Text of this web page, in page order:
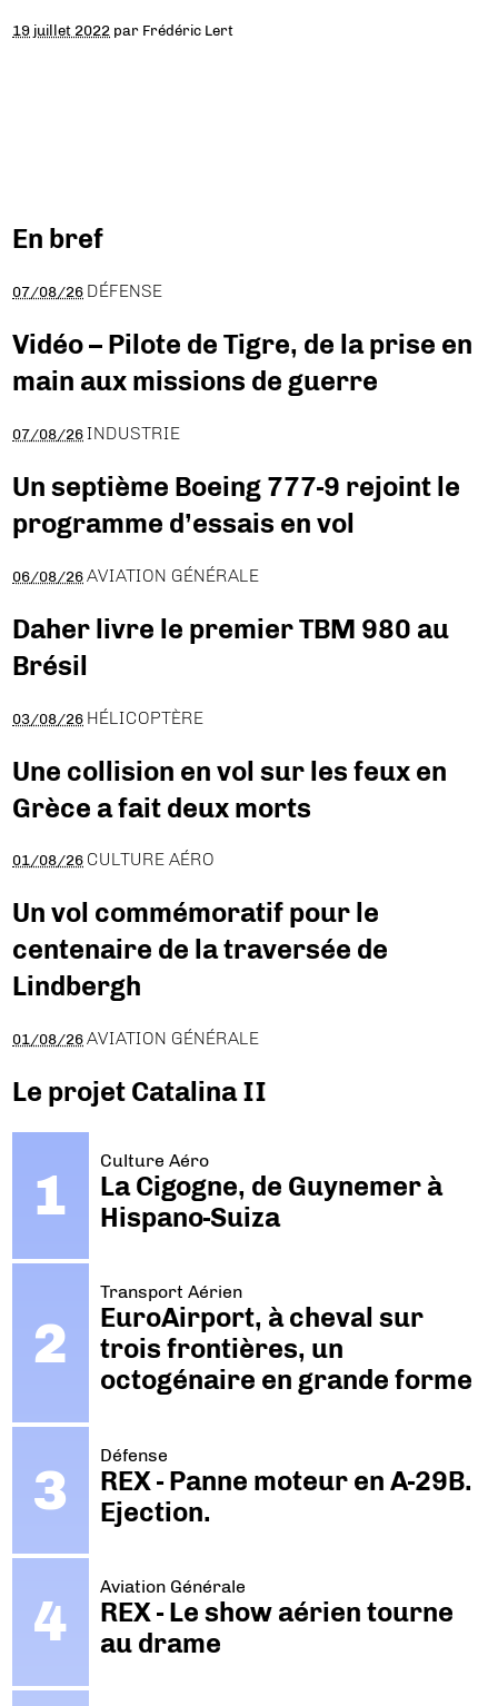
19 juillet 2022 par Frédéric Lert
En bref
07/08/26 DÉFENSE
Vidéo – Pilote de Tigre, de la prise en
main aux missions de guerre
07/08/26 INDUSTRIE
Un septième Boeing 777-9 rejoint le
programme d’essais en vol
06/08/26 AVIATION GÉNÉRALE
Daher livre le premier TBM 980 au
Brésil
03/08/26 HÉLICOPTÈRE
Une collision en vol sur les feux en
Grèce a fait deux morts
01/08/26 CULTURE AÉRO
Un vol commémoratif pour le
centenaire de la traversée de
Lindbergh
01/08/26 AVIATION GÉNÉRALE
Le projet Catalina II
Culture Aéro
La Cigogne, de Guynemer à
Hispano-Suiza
Transport Aérien
EuroAirport, à cheval sur
trois frontières, un
octogénaire en grande forme
Défense
REX - Panne moteur en A-29B.
Ejection.
Aviation Générale
REX - Le show aérien tourne
au drame